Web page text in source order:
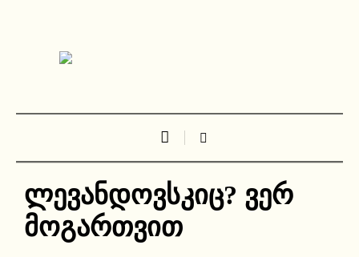
ლევანდოვსკიც? ვერ
მოგართვით